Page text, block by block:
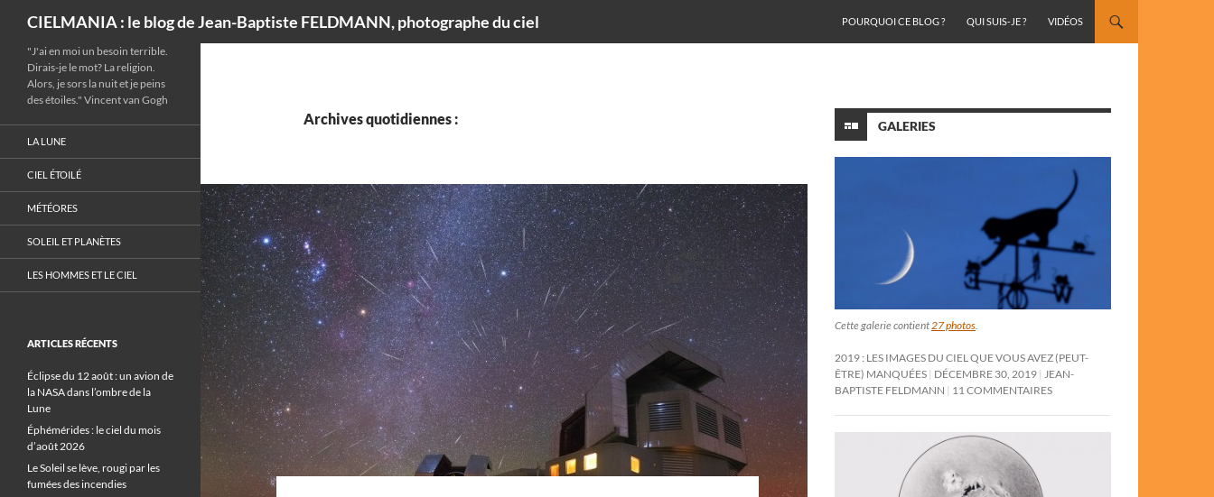
CIELMANIA : le blog de Jean-Baptiste FELDMANN, photographe du ciel
POURQUOI CE BLOG ?
QUI SUIS-JE ? VIDÉOS
Archives quotidiennes : GALERIES
Cette galerie contient27 photos.
2019 : LES IMAGES DU CIEL QUE VOUS AVEZ (PEUT-
ÊTRE) MANQUÉES DÉCEMBRE 30, 2019 JEAN-
BAPTISTE FELDMANN
11 COMMENTAIRES
"J'ai en moi un besoin terrible.
Dirais-je le mot? La religion.
Alors, je sors la nuit et je peins
des étoiles." Vincent van Gogh
LA LUNE
CIEL ÉTOILÉ
MÉTÉORES
SOLEIL ET PLANÈTES
LES HOMMES ET LE CIEL
ARTICLES RÉCENTS
Éclipse du 12 août : un avion de
la NASA dans l’ombre de la
Lune
Éphémérides : le ciel du mois
d’août 2026
Le Soleil se lève, rougi par les
fumées des incendies